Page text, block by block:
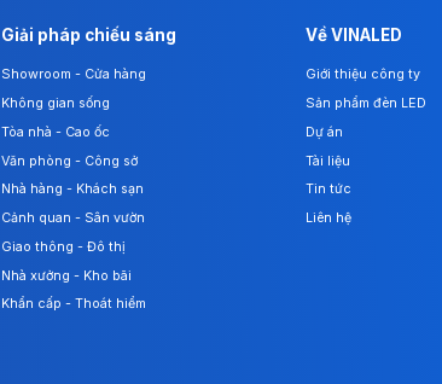
Giải pháp chiếu sáng
Showroom - Cửa hàng
Không gian sống
Tòa nhà - Cao ốc
Văn phòng - Công sở
Nhà hàng - Khách sạn
Cảnh quan - Sân vườn
Giao thông - Đô thị
Nhà xưởng - Kho bãi
Khẩn cấp - Thoát hiểm
Về VINALED
Giới thiệu công ty
Sản phẩm đèn LED
Dự án
Tài liệu
Tin tức
Liên hệ